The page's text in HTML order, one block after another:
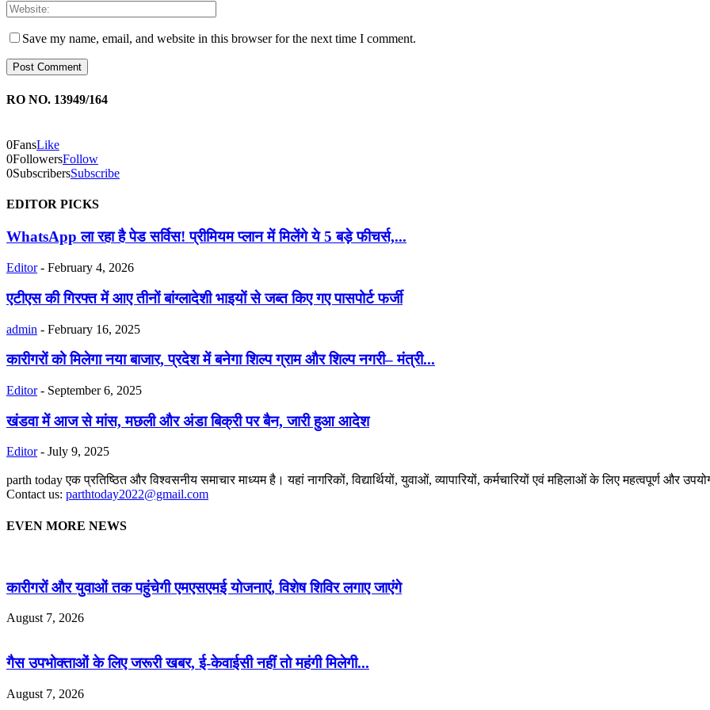
Save my name, email, and website in this browser for the next time I comment.
RO NO. 13949/164
0FansLike
0FollowersFollow
0SubscribersSubscribe
EDITOR PICKS
WhatsApp ला रहा है पेड सर्विस! प्रीमियम प्लान में मिलेंगे ये 5 बड़े फीचर्स,...
Editor - February 4, 2026
एटीएस की गिरफ्त में आए तीनों बांग्लादेशी भाइयों से जब्त किए गए पासपोर्ट फर्जी
admin - February 16, 2025
कारीगरों को मिलेगा नया बाजार, प्रदेश में बनेगा शिल्प ग्राम और शिल्प नगरी– मंत्री...
Editor - September 6, 2025
खंडवा में आज से मांस, मछली और अंडा बिक्री पर बैन, जारी हुआ आदेश
Editor - July 9, 2025
parth today एक प्रतिष्ठित और विश्वसनीय समाचार माध्यम है। यहां नागरिकों, विद्यार्थियों, युवाओं, व्यापारियों, कर्मचारियों एवं महिलाओं के लिए महत्वपूर्ण और
Contact us: parthtoday2022@gmail.com
EVEN MORE NEWS
कारीगरों और युवाओं तक पहुंचेगी एमएसएमई योजनाएं, विशेष शिविर लगाए जाएंगे
August 7, 2026
गैस उपभोक्ताओं के लिए जरूरी खबर, ई-केवाईसी नहीं तो महंगी मिलेगी...
August 7, 2026